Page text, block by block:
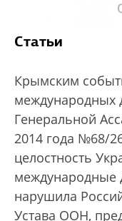
Статьи
Крымским
международных
Генеральной
2014 года №68/
целостность
международные
нарушила
Устава ООН,